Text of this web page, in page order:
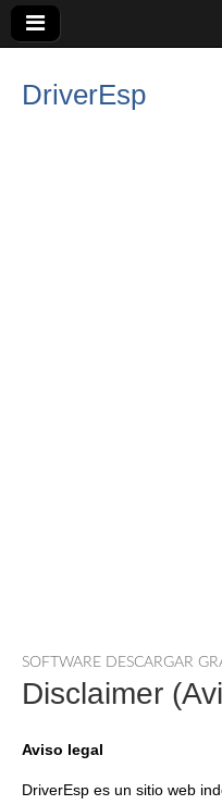
DriverEsp
SOFTWARE DESCARGAR
Disclaimer
Aviso legal
DriverEsp es un sitio web